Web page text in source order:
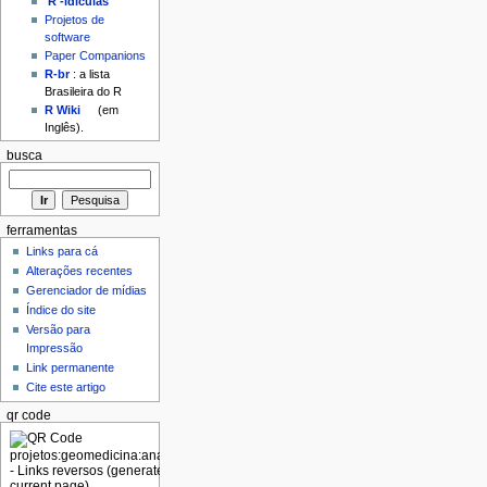
Projetos de
software
Paper Companions
R-br: a lista
Brasileira do R
R Wiki
(em
Inglês).
busca
ferramentas
Links para cá
Alterações recentes
Gerenciador de mídias
Índice do site
Versão para
Impressão
Link permanente
Cite este artigo
qr code